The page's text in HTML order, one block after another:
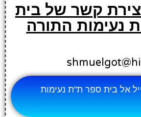
קשר של בית
נעימות התורה
אל בית ספר ת"ת נעימות